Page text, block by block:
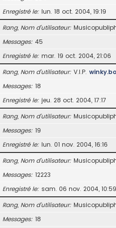
Enregistré le lun. 18 oct. 2004, 19:19
Rang, Nom d’utilisateur
Messages 45
Enregistré le mar. 19 oct. 2004, 21:06
Rang, Nom d’utilisateur V.I.P.
Messages 18
Enregistré le jeu. 28 oct. 2004, 17:17
Rang, Nom d’utilisateur
Messages 19
Enregistré le lun. 01 nov. 2004, 16:16
Rang, Nom d’utilisateur
Messages 12223
Enregistré le sam. 06 nov. 2004, 10:59
Rang, Nom d’utilisateur
Messages 18